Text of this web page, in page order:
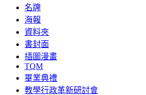
名牌
海報
資料夾
書封面
插圖漫畫
TQM
畢業典禮
教學行政革新研討會